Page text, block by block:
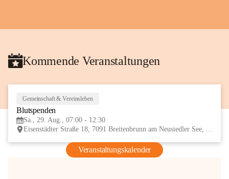
Kommende Veranstaltungen
Gemeinschaft & Vereinsleben
Blutspenden
Sa., 29. Aug., 07:00 - 12:30
Eisenstädter Straße 18, 7091 Breitenbrunn am Neusiedler See, AUT
Veranstaltungskalender